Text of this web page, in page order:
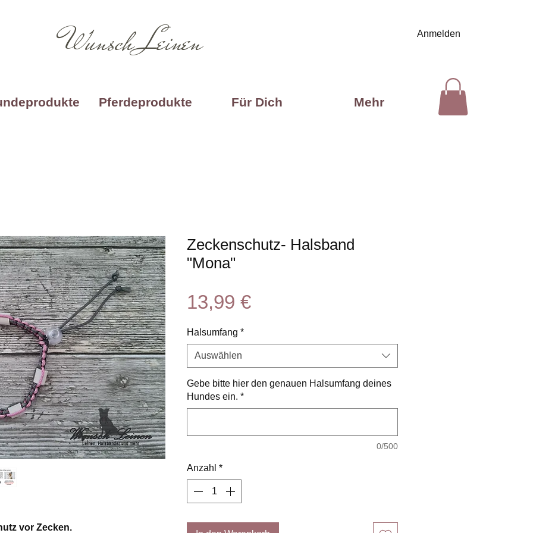
Wunsch Leinen
Pferdeprodukte Für Dich Mehr
Anmelden
vor Zecken.
Zeckenschutz- Halsband
"Mona"
13,99 €Preis
Halsumfang *
Auswählen
Gebe bitte hier den genauen Halsumfang deines
Hundes ein. *
0/500
Anzahl *